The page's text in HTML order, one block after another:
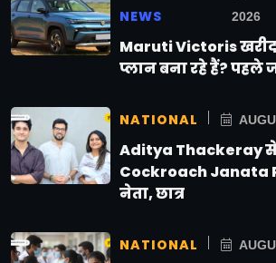
NEWS
2026
Maruti Victoris
प्लान बना रहे हैं? पहले
NATIONAL
Aditya Thackeray
Cockroach Janata
नेता, छात्र
NATIONAL